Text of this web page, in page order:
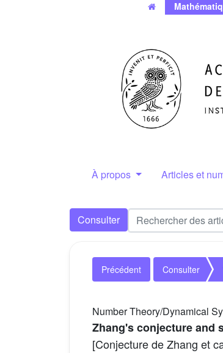
À propos Articles et
Consulter
Précédent Consulter
Number Theory/Dynamical
Zhang's conjecture and
[Conjecture de Zhang et